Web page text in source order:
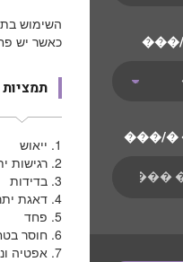
השימוש
כאשר יש
1. ייאוש
2. רגישות
3. בדידות
4. דאגת
5. פחד
6. חוסר
7. אפטיה
���/�